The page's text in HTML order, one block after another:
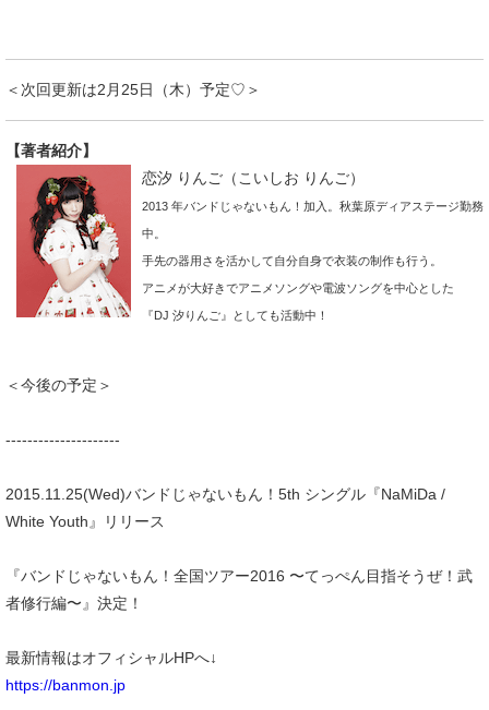
＜次回更新は2月25日（木）予定♡＞
【著者紹介】
恋汐 りんご（こいしお りんご）
2013 年バンドじゃないもん！加入。秋葉原ディアステージ勤務
中。
手先の器用さを活かして自分自身で衣装の制作も行う。
アニメが大好きでアニメソングや電波ソングを中心とした
『DJ 汐りんご』としても活動中！
＜今後の予定＞
---------------------
2015.11.25(Wed)バンドじゃないもん！5th シングル『NaMiDa /
White Youth』リリース
『バンドじゃないもん！全国ツアー2016 〜てっぺん目指そうぜ！武
者修行編〜』決定！
最新情報はオフィシャルHPへ↓
https://banmon.jp